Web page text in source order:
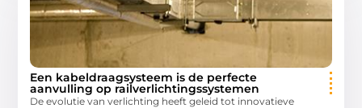
Een kabeldraagsysteem is de perfecte
aanvulling op railverlichtingssystemen
De evolutie van verlichting heeft geleid tot innovatieve